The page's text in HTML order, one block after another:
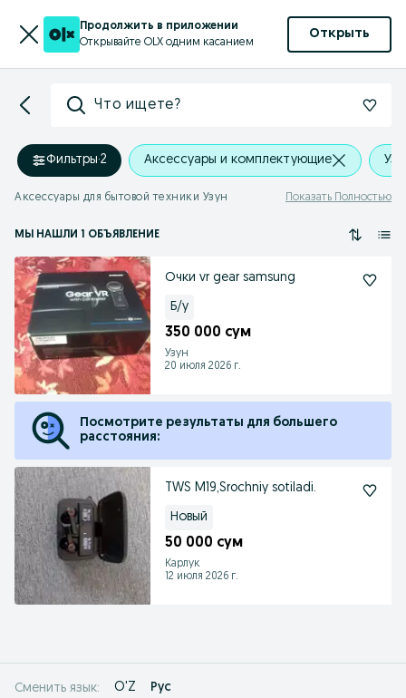
Продолжить в приложении
Открывайте OLX одним касанием
Открыть
Что ищете?
Фильтры·2 Аксессуары и комплектующие
Аксессуары для бытовой техники Узун Показать Полностью
МЫ НАШЛИ 1 ОБЪЯВЛЕНИЕ
Очки vr gear samsung
Б/у
350 000 сум
Узун
20 июля 2026 г.
Посмотрите результаты для большего
расстояния:
TWS M19,Srochniy sotiladi.
Новый
50 000 сум
Карлук
12 июля 2026 г.
Сменить язык: O'Z Рус